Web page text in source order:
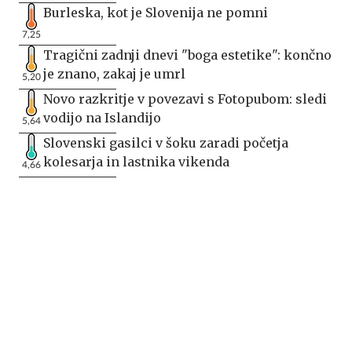
7,25
Burleska, kot je Slovenija ne pomni
5,20
Tragični zadnji dnevi "boga estetike": končno
je znano, zakaj je umrl
5,64
Novo razkritje v povezavi s Fotopubom: sledi
vodijo na Islandijo
4,66
Slovenski gasilci v šoku zaradi početja
kolesarja in lastnika vikenda